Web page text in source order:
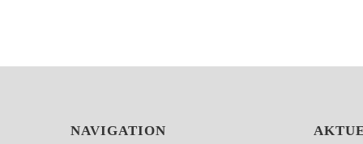
NAVIGATION